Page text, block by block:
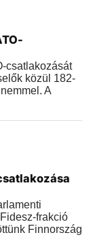
csatlakozását
közül 182-
A
frakció
Finnország